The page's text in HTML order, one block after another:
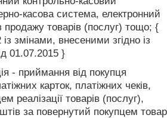
касова система, електронний
продажу товарів (послуг) тощо; {
із змінами, внесеними згідно із
01.07.2015 }
- приймання від покупця
карток, платіжних чеків,
реалізації товарів (послуг),
за повернутий покупцем товар